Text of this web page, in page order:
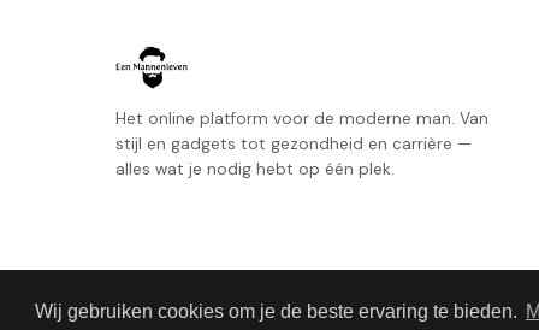
Wij gebruiken cookies om je de beste ervaring te bieden.
Het online platform voor de moderne man. Van
stijl en gadgets tot gezondheid en carrière —
alles wat je nodig hebt op één plek.